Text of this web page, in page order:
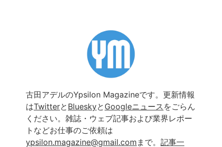
古田アデルのYpsilon Magazineです。更新情報
はTwitterと Blueskyと Googleニュース をごらん
ください。雑誌・ウェブ記事および業界レポー
トなどお仕事のご依頼は
ypsilon.magazine@gmail.com まで。 記事一